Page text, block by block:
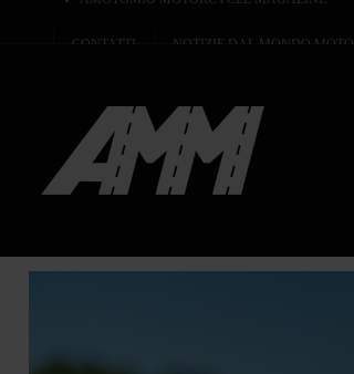
CONTATTI NOTIZIE DAL MONDO MOTO